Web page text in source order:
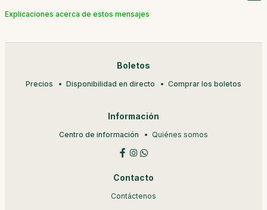
Explicaciones acerca de estos mensajes
Boletos
Precios Disponibilidad en directo Comprar los boletos
Información
Centro de información Quiénes somos
Contacto
Contáctenos